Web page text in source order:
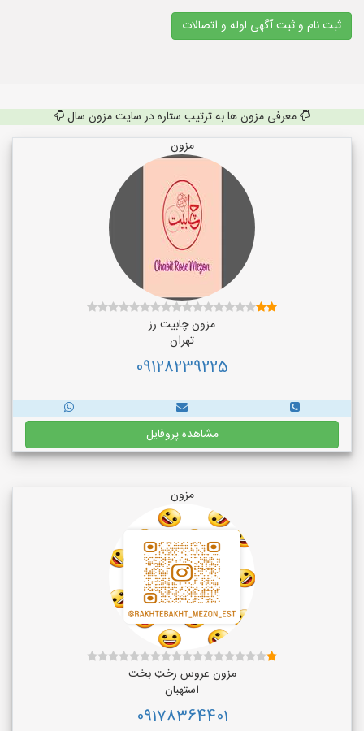
ثبت نام و ثبت آگهی لوله و اتصالات
معرفی مزون ها به ترتیب ستاره در سایت مزون سال
مزون
مزون چابیت رز
تهران
09128239225
مشاهده پروفایل
مزون
مزون عروس رختِ بخت
استهبان
09178364401